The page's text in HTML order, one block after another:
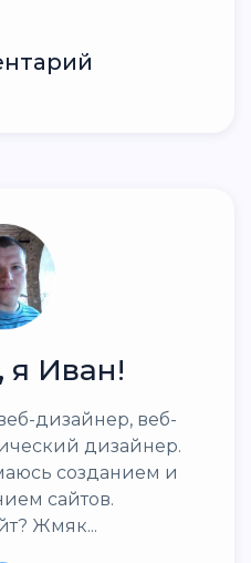
я Иван!
дизайнер.
созданием и
сайтов.
Жмяк...